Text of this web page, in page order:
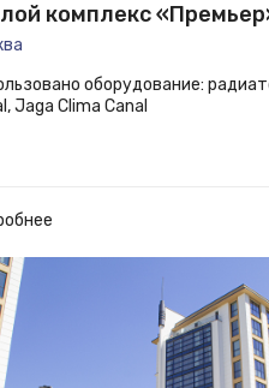
комплекс
оборудование:
Jaga Clima Canal